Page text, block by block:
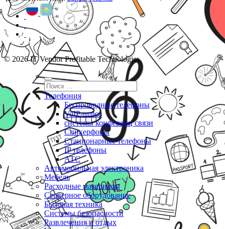
© 2026 IT Vendor Profitable Technologies
Телефония
Беспроводные телефоны
VoIP-шлюз
системы конференц связи
Спикерфоны
Стационарные телефоны
IP телефоны
АТС
Автомобильная электроника
Мебель
Расходные материалы
Серверное оборудование
Бытовая техника
Системы безопасности
Развлечения и отдых